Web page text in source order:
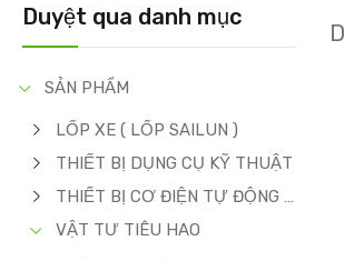
Duyệt qua danh mục
SẢN PHẨM
LỐP XE ( LỐP SAILUN )
THIẾT BỊ DỤNG CỤ KỸ THUẬT
THIẾT BỊ CƠ ĐIỆN TỰ ĐỘNG HÓA
VẬT TƯ TIÊU HAO